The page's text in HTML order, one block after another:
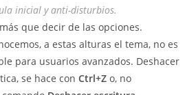
inicial y anti-disturbios.
que decir de las opciones.
a estas alturas el tema, no es
para usuarios avanzados. Deshacer
se hace conCtrl+Z o, no